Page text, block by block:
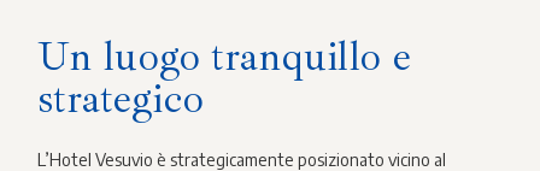
Un luogo tranquillo e
strategico
L’Hotel Vesuvio è strategicamente posizionato vicino al